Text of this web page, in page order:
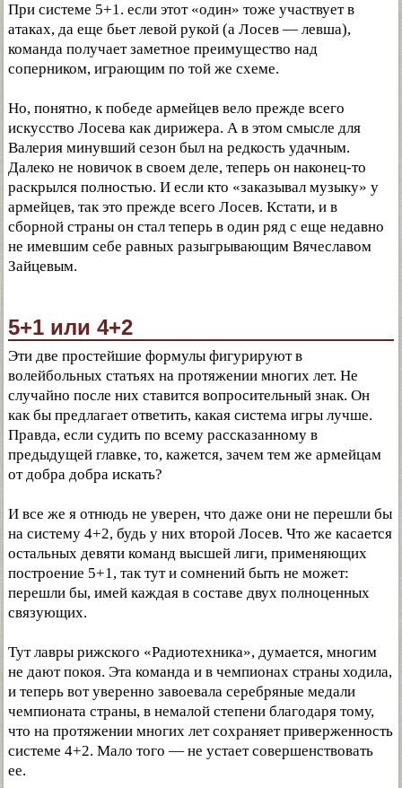
При системе 5+1. если этот «один» тоже участвует в
атаках, да еще бьет левой рукой (а Лосев — левша),
команда получает заметное преимущество над
соперником, играющим по той же схеме.
Но, понятно, к победе армейцев вело прежде всего
искусство Лосева как дирижера. А в этом смысле для
Валерия минувший сезон был на редкость удачным.
Далеко не новичок в своем деле, теперь он наконец-то
раскрылся полностью. И если кто «заказывал музыку» у
армейцев, так это прежде всего Лосев. Кстати, и в
сборной страны он стал теперь в один ряд с еще недавно
не имевшим себе равных разыгрывающим Вячеславом
Зайцевым.
5+1 или 4+2
Эти две простейшие формулы фигурируют в
волейбольных статьях на протяжении многих лет. Не
случайно после них ставится вопросительный знак. Он
как бы предлагает ответить, какая система игры лучше.
Правда, если судить по всему рассказанному в
предыдущей главке, то, кажется, зачем тем же армейцам
от добра добра искать?
И все же я отнюдь не уверен, что даже они не перешли бы
на систему 4+2, будь у них второй Лосев. Что же касается
остальных девяти команд высшей лиги, применяющих
построение 5+1, так тут и сомнений быть не может:
перешли бы, имей каждая в составе двух полноценных
связующих.
Тут лавры рижского «Радиотехника», думается, многим
не дают покоя. Эта команда и в чемпионах страны ходила,
и теперь вот уверенно завоевала серебряные медали
чемпионата страны, в немалой степени благодаря тому,
что на протяжении многих лет сохраняет приверженность
системе 4+2. Мало того — не устает совершенствовать
ее.